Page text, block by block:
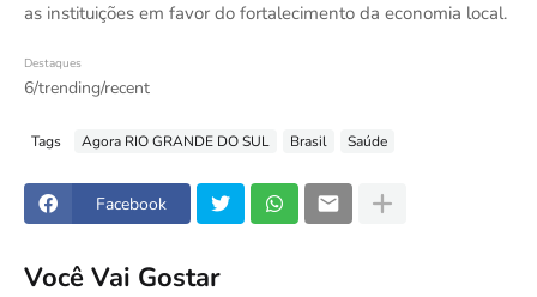
as instituições em favor do fortalecimento da economia local.
Destaques
6/trending/recent
Tags Agora RIO GRANDE DO SUL Brasil Saúde
Facebook
Você Vai Gostar